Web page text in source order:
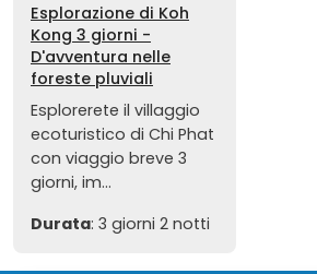
Esplorazione di Koh
Kong 3 giorni -
D'avventura nelle
foreste pluviali
Esplorerete il villaggio
ecoturistico di Chi Phat
con viaggio breve 3
giorni, im...
Durata: 3 giorni 2 notti